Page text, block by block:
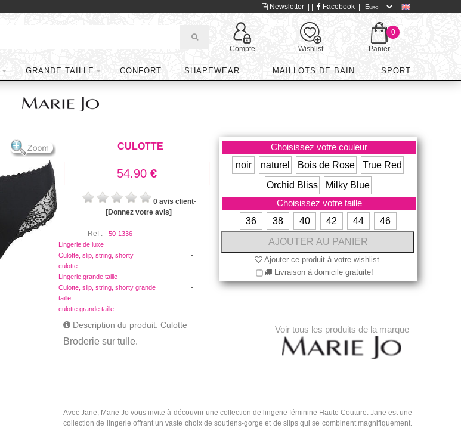
Newsletter Facebook
Compte Wishlist
0
Panier
GRANDE TAILLE CONFORT SHAPEWEAR MAILLOTS DE BAIN SPORT
CULOTTE
54.90 €
0 avis client-
[Donnez votre avis]
Ref :
50-1336
Lingerie de luxe
-
Culotte, slip, string, shorty
-
culotte
-
Lingerie grande taille
-
Culotte, slip, string, shorty grande
taille
-
culotte grande taille
Choisissez votre couleur
noir
naturel Bois de Rose
True Red
Orchid Bliss
Milky Blue
Choisissez votre taille
36
38 40 42 44 46
Ajouter ce produit à votre wishlist.
Livraison à domicile gratuite!
Voir tous les produits de la marque
Description du produit: Culotte
Broderie sur tulle.
Avec Jane, Marie Jo vous invite à découvrir une collection de lingerie féminine Haute Couture. Jane est une
collection de lingerie offrant un vaste choix de soutiens-gorge et de slips qui se combinent magnifiquement.